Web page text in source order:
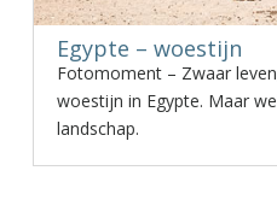
Egypte – woestijn
Fotomoment – Zwaar
woestijn in Egypte. Maar
landschap.